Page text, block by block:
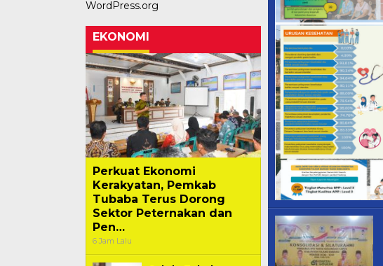
Perkuat Ekonomi
Kerakyatan, Pemkab
Tubaba Terus Dorong
Sektor Peternakan dan
Pen…
6 Jam Lalu